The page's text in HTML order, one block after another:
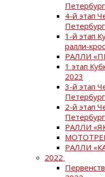
4-й этап
1-й этап
ралли-
РАЛЛИ
1 этап
2023
3-й этап
2-й этап
РАЛЛИ
РАЛЛИ
2022